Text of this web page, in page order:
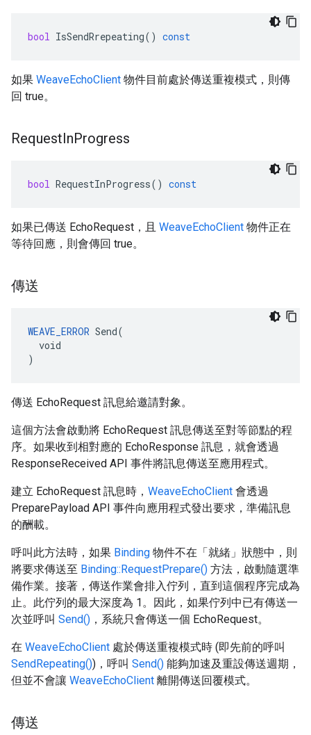
bool IsSendRrepeating() const
如果 WeaveEchoClient 物件目前處於傳送重複模式，則傳
回 true。
RequestInProgress
bool RequestInProgress() const
如果已傳送 EchoRequest，且 WeaveEchoClient 物件正在
等待回應，則會傳回 true。
傳送
WEAVE_ERROR Send(
  void
)
傳送 EchoRequest 訊息給邀請對象。
這個方法會啟動將 EchoRequest 訊息傳送至對等節點的程
序。如果收到相對應的 EchoResponse 訊息，就會透過
ResponseReceived API 事件將訊息傳送至應用程式。
建立 EchoRequest 訊息時， WeaveEchoClient 會透過
PreparePayload API 事件向應用程式發出要求，準備訊息
的酬載。
呼叫此方法時，如果 Binding 物件不在「就緒」狀態中，則
將要求傳送至 Binding::RequestPrepare() 方法，啟動隨選準
備作業。接著，傳送作業會排入佇列，直到這個程序完成為
止。此佇列的最大深度為 1。因此，如果佇列中已有傳送一
次並呼叫 Send() ，系統只會傳送一個 EchoRequest。
在 WeaveEchoClient 處於傳送重複模式時 (即先前的呼叫
SendRepeating())，呼叫 Send() 能夠加速及重設傳送週期，
但並不會讓 WeaveEchoClient 離開傳送回覆模式。
傳送